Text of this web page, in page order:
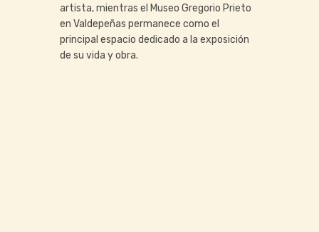
artista, mientras el Museo Gregorio Prieto
en Valdepeñas permanece como el
principal espacio dedicado a la exposición
de su vida y obra.